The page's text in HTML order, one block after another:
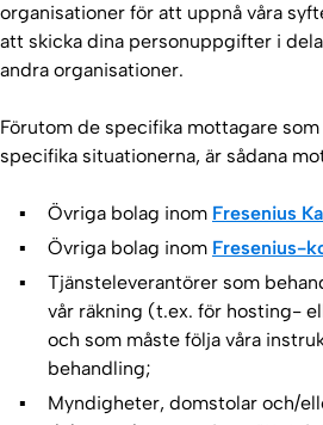
organisationer för att uppnå våra
att skicka dina personuppgifter i
andra organisationer.
Förutom de specifika mottagare
specifika situationerna, är sådana
Övriga bolag inom Fresenius
Övriga bolag inom Fresenius-
Tjänsteleverantörer som
vår räkning (t.ex. för hosting-
och som måste följa våra
behandling;
Myndigheter, domstolar och/